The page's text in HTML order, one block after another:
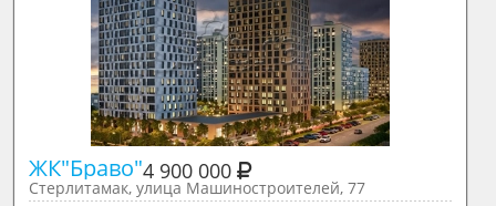
ЖК"Браво"4 900 000
Стерлитамак, улица Машиностроителей, 77